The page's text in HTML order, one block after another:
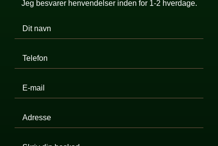
Jeg besvarer henvendelser inden for 1-2 hverdage.